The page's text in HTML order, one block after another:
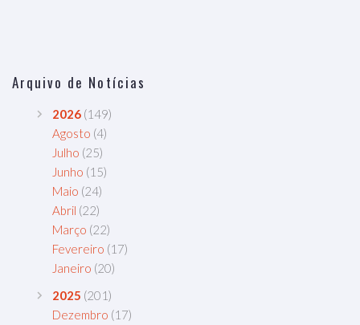
Arquivo de Notícias
2026 (149)
Agosto (4)
Julho (25)
Junho (15)
Maio (24)
Abril (22)
Março (22)
Fevereiro (17)
Janeiro (20)
2025 (201)
Dezembro (17)